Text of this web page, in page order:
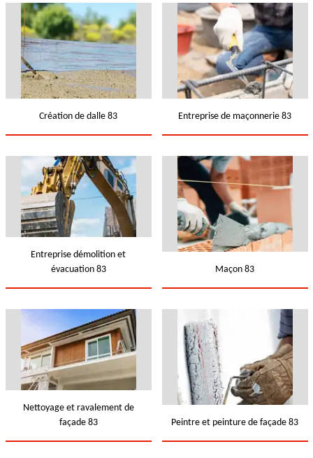
Création de dalle 83 Entreprise de maçonnerie 83
Entreprise démolition et
évacuation 83
Maçon 83
Nettoyage et ravalement de
façade 83
Peintre et peinture de façade 83